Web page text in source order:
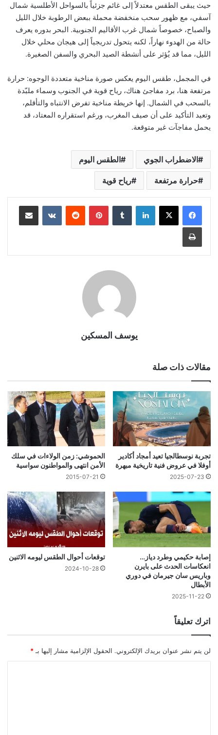
حيث يبقى الطقس معتدلاً إلى غائم جزئياً بالسواحل الأطلسية شمال
آسفي، مع ظهور سحب منخفضة محملة ببعض الرطوبة خلال الليل
والصباح، خصوصاً شمال غرب الأقاليم الجنوبية. البحر بدوره يعرف
حالة من الهدوء نهاراً، لكنه يتحول تدريجياً إلى هيجان محلي خلال
الليل، مما قد يُؤثر على أنشطة الصيد البحري والسفن الصغيرة.
في المجمل، طقس اليوم يعكس صورة مناخية متعددة الوجوه: حرارة
مرتفعة هنا، برد مفاجئ هناك، رياح قوية في الجنوب وسماء ملبّدة
بالسحب في الشمال. إنها خريطة مناخية تفرض الانتباه والتأقلم،
وتعيد التأكيد على أن صيف المغرب، ورغم استقراره المعتاد، قد
يحمل مفاجآت غير متوقعة.
الاضطراب الجوي الطقس اليوم
حرارة مرتفعة رياح قوية
لينكدإن بينتيريست مشاركة عبر البريد
طباعة
يوسف المسكين
مقالات ذات صلة
تجربة نوسطالجيا تعيد أمجاد أكادير
أوفلا في عروض فنية تاريخية مبهرة
2025-07-23
الحموشي: زمن الولاءات في سلك
الأمن انتهى والمواطنون سواسية
2015-07-21
إصابة حكيمي وطرد دياز…
انعكاسات الحدث على بايرن
وباريس سان جيرمان في دوري
الأبطال
2025-11-22
توقعات أحوال الطقس ليومه الاثنين
2024-10-28
اترك تعليقاً
لن يتم نشر عنوان بريدك الإلكتروني. الحقول الإلزامية مشار إليها بـ *